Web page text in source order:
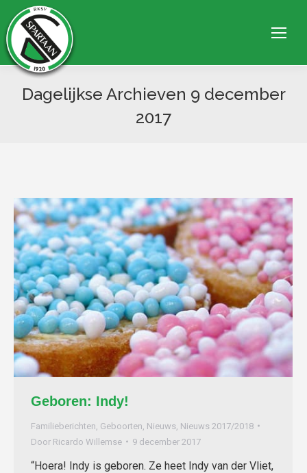
Dagelijkse Archieven 9 december
2017
Geboren: Indy!
Familieberichten Geboorten Nieuws Nieuws 2017/2018
Door Ricardo Willemse 9 december 2017
“Hoera! Indy is geboren. Ze heet Indy van der Vliet,